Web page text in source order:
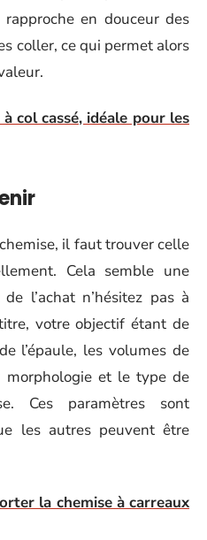
en douceur des
coller, ce qui permet alors
à col cassé, idéale pour les
il faut trouver celle
Cela semble une
l’achat n’hésitez pas à
votre objectif étant de
l’épaule, les volumes de
morphologie et le type de
Ces paramètres sont
les autres peuvent être
la chemise à carreaux